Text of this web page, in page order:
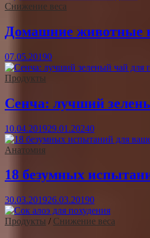
Снижение веса
Домашние животные
07.05.20190
Продукты
Сенча: лучший
10.04.201929.01.20240
Анатомия
18 безумных
30.03.201926.03.20190
Продукты / Снижение веса